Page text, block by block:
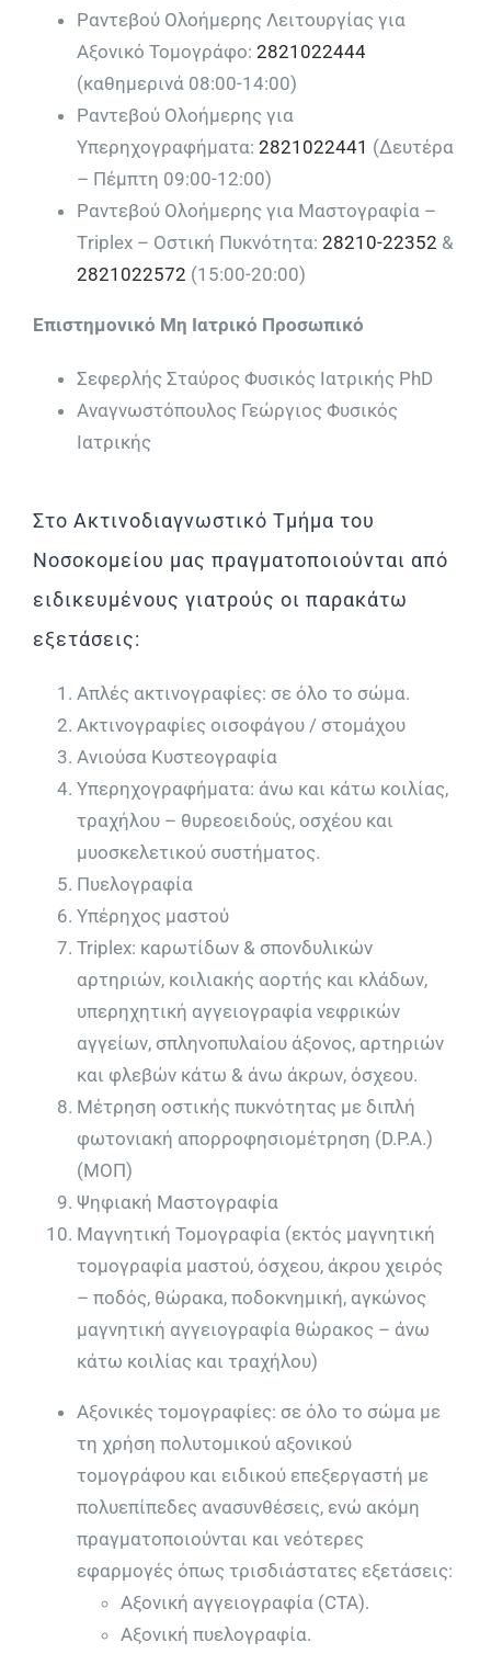
Ραντεβού Ολοήμερης Λειτουργίας για
Αξονικό Τομογράφο: 2821022444
(καθημερινά 08:00-14:00)
Ραντεβού Ολοήμερης για
Υπερηχογραφήματα: 2821022441 (Δευτέρα
– Πέμπτη 09:00-12:00)
Ραντεβού Ολοήμερης για Μαστογραφία –
Τriplex – Οστική Πυκνότητα: 28210-22352 &
2821022572 (15:00-20:00)
Επιστημονικό Μη Ιατρικό Προσωπικό
Σεφερλής Σταύρος Φυσικός Ιατρικής PhD
Αναγνωστόπουλος Γεώργιος Φυσικός
Ιατρικής
Στο Ακτινοδιαγνωστικό Τμήμα του
Νοσοκομείου μας πραγματοποιούνται από
ειδικευμένους γιατρούς οι παρακάτω
εξετάσεις:
Απλές ακτινογραφίες: σε όλο το σώμα.
Ακτινογραφίες οισοφάγου / στομάχου
Ανιούσα Κυστεογραφία
Υπερηχογραφήματα: άνω και κάτω κοιλίας,
τραχήλου – θυρεοειδούς, οσχέου και
μυοσκελετικού συστήματος.
Πυελογραφία
Υπέρηχος μαστού
Triplex: καρωτίδων & σπονδυλικών
αρτηριών, κοιλιακής αορτής και κλάδων,
υπερηχητική αγγειογραφία νεφρικών
αγγείων, σπληνοπυλαίου άξονος, αρτηριών
και φλεβών κάτω & άνω άκρων, όσχεου.
Μέτρηση οστικής πυκνότητας με διπλή
φωτονιακή απορροφησιομέτρηση (D.P.A.)
(ΜΟΠ)
Ψηφιακή Μαστογραφία
Μαγνητική Τομογραφία (εκτός μαγνητική
τομογραφία μαστού, όσχεου, άκρου χειρός
– ποδός, θώρακα, ποδοκνημική, αγκώνος
μαγνητική αγγειογραφία θώρακος – άνω
κάτω κοιλίας και τραχήλου)
Αξονικές τομογραφίες: σε όλο το σώμα με
τη χρήση πολυτομικού αξονικού
τομογράφου και ειδικού επεξεργαστή με
πολυεπίπεδες ανασυνθέσεις, ενώ ακόμη
πραγματοποιούνται και νεότερες
εφαρμογές όπως τρισδιάστατες εξετάσεις:
Αξονική αγγειογραφία (CTA).
Αξονική πυελογραφία.